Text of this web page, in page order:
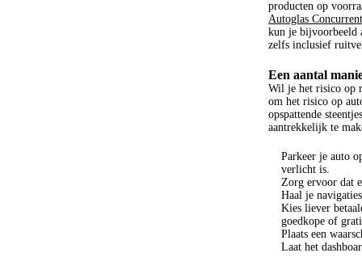
producten op
Autoglas Concurrent
kun je bijvoorbeeld
zelfs inclusief
Een aantal
Wil je het risico op
om het risico op
opspattende
aantrekkelijk te
Parkeer je auto
verlicht is.
Zorg ervoor dat
Haal je
Kies liever
goedkope of
Plaats een
Laat het